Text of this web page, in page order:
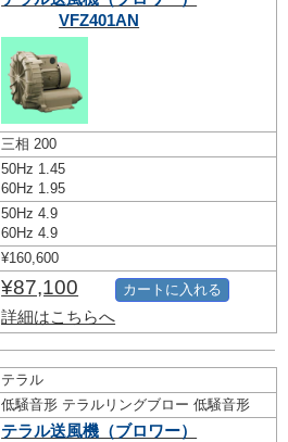
VFZ401AN
三相 200
50Hz 1.45
60Hz 1.95
50Hz 4.9
60Hz 4.9
¥160,600
¥87,100
詳細はこちらへ
カートに入れる
テラル
低騒音形 テラルリングブロー 低騒音形
テラル送風機（ブロワー）